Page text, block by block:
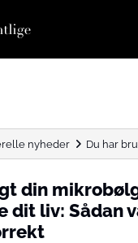
nyheder Du har
din
dit liv: Sådan